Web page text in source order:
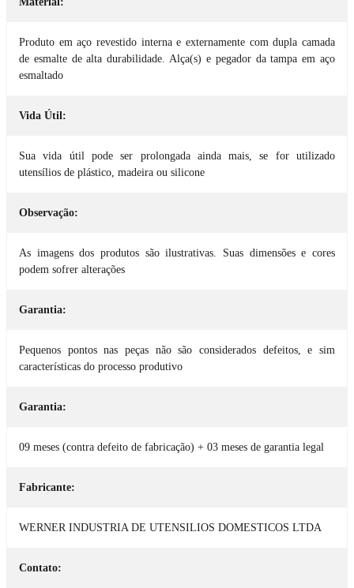
Produto em aço revestido interna e externamente com dupla camada
de esmalte de alta durabilidade. Alça(s) e pegador da tampa em aço
esmaltado
Vida Útil:
Sua vida útil pode ser prolongada ainda mais, se for utilizado
utensílios de plástico, madeira ou silicone
Observação:
As imagens dos produtos são ilustrativas. Suas dimensões e cores
podem sofrer alterações
Garantia:
Pequenos pontos nas peças não são considerados defeitos, e sim
características do processo produtivo
Garantia:
09 meses (contra defeito de fabricação) + 03 meses de garantia legal
Fabricante:
WERNER INDUSTRIA DE UTENSILIOS DOMESTICOS LTDA
Contato: